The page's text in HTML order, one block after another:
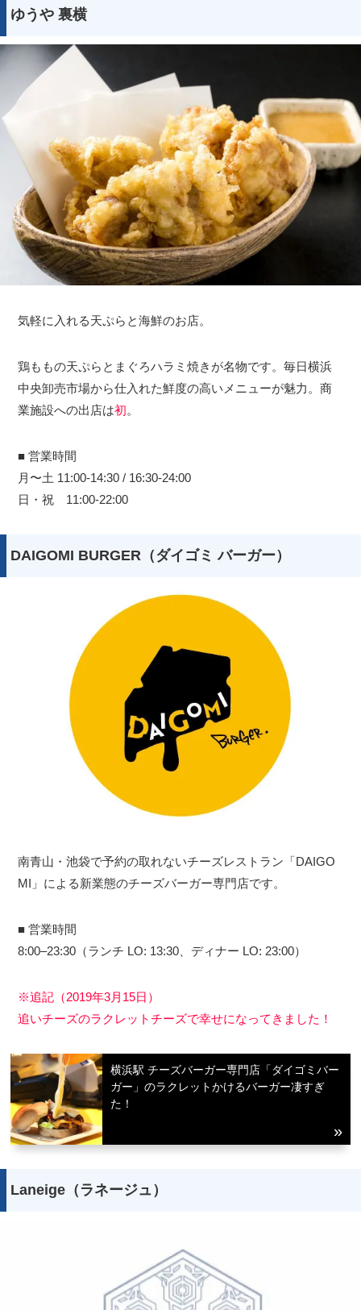
ゆうや 裏横
気軽に入れる天ぷらと海鮮のお店。
鶏ももの天ぷらとまぐろハラミ焼きが名物です。毎日横浜
中央卸売市場から仕入れた鮮度の高いメニューが魅力。商
業施設への出店は初。
■ 営業時間
月〜土 11:00-14:30 / 16:30-24:00
日・祝 11:00-22:00
DAIGOMI BURGER（ダイゴミ バーガー）
南青山・池袋で予約の取れないチーズレストラン「DAIGO
MI」による新業態のチーズバーガー専門店です。
■ 営業時間
8:00–23:30（ランチ LO: 13:30、ディナー LO: 23:00）
※追記（2019年3月15日）
追いチーズのラクレットチーズで幸せになってきました！
横浜駅 チーズバーガー専門店「ダイゴミバー
ガー」のラクレットかけるバーガー凄すぎ
た！
Laneige（ラネージュ）
サイトについて